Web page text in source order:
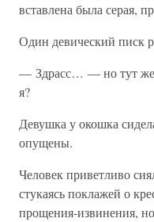
вставлена была серая,
Один девический писк
— Здрасс… — но тут же
я?
Девушка у окошка
опущены.
Человек приветливо
стукаясь поклажей о
прощения-извинения,